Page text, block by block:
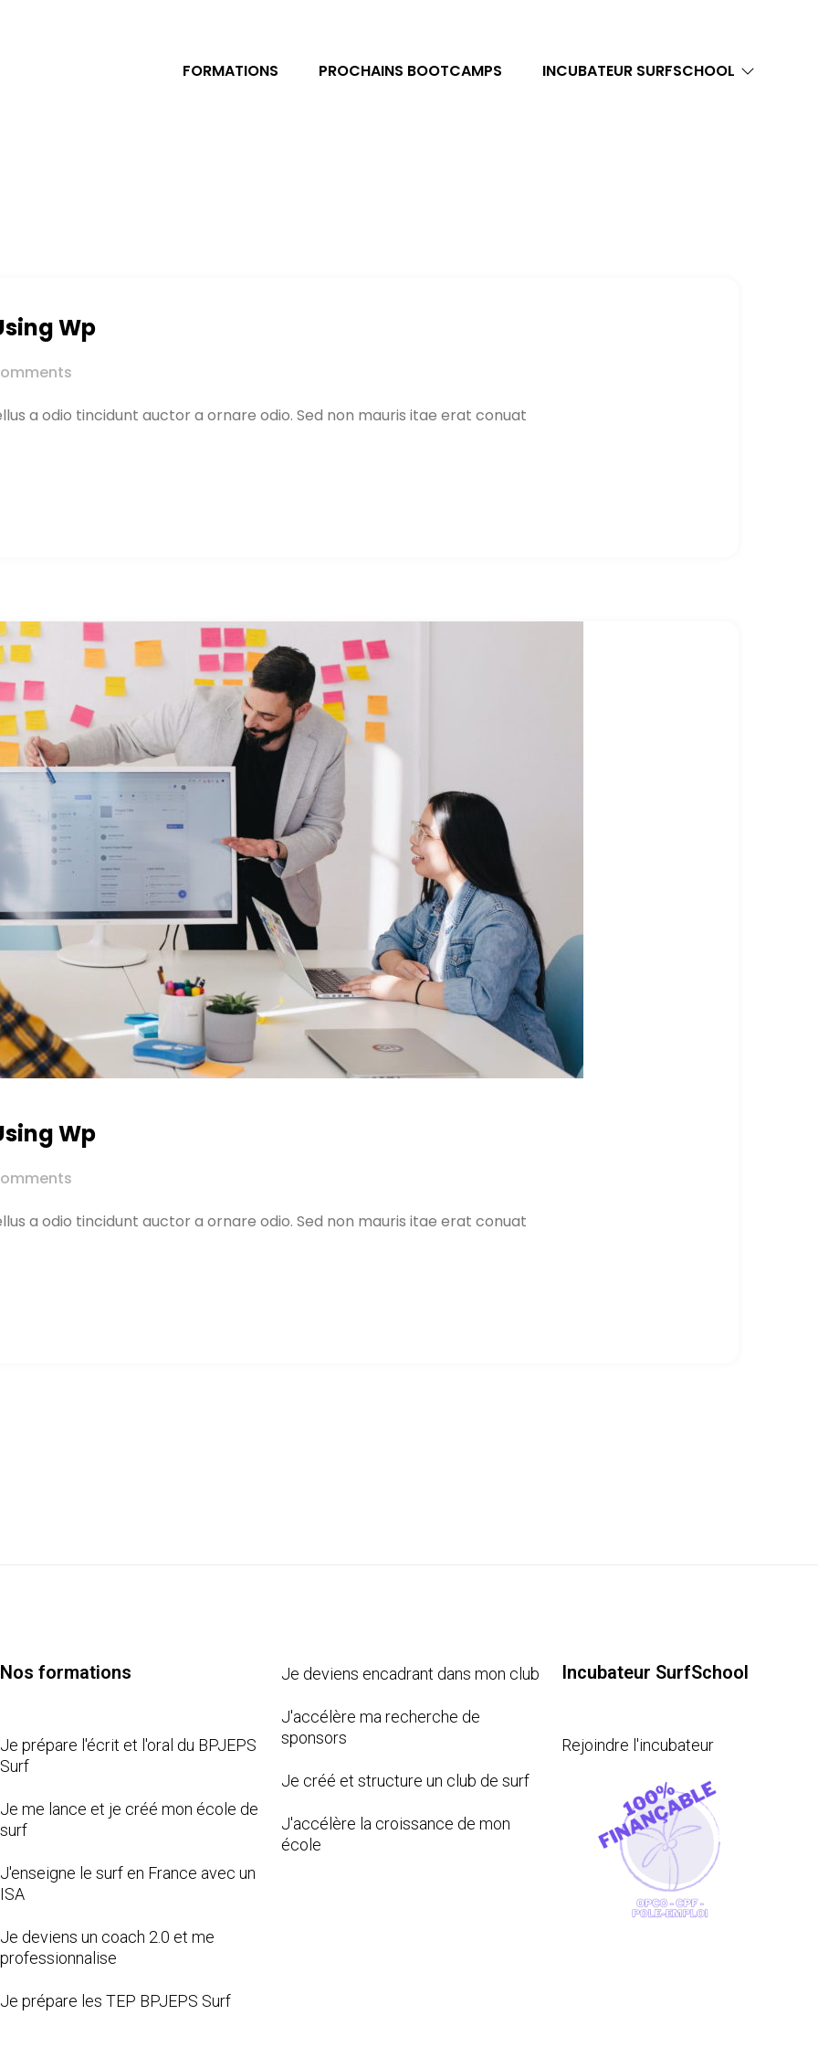
FORMATIONS PROCHAINS BOOTCAMPS INCUBATEUR SURFSCHOOL
Wp
a odio tincidunt auctor a ornare odio. Sed non mauris itae erat conuat
Wp
a odio tincidunt auctor a ornare odio. Sed non mauris itae erat conuat
Nos formations
Je prépare l'écrit et l'oral du BPJEPS
Surf
Je me lance et je créé mon école de
surf
J'enseigne le surf en France avec un
ISA
Je deviens un coach 2.0 et me
professionnalise
Je prépare les TEP BPJEPS Surf
Je deviens encadrant dans mon club
J'accélère ma recherche de
sponsors
Je créé et structure un club de surf
J'accélère la croissance de mon
école
Incubateur SurfSchool
Rejoindre l'incubateur